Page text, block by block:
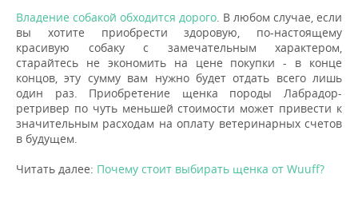
Владение собакой обходится дорого . В любом случае, если
вы хотите приобрести здоровую, по-настоящему
красивую собаку с замечательным характером,
старайтесь не экономить на цене покупки - в конце
концов, эту сумму вам нужно будет отдать всего лишь
один раз. Приобретение щенка породы Лабрадор-
ретривер по чуть меньшей стоимости может привести к
значительным расходам на оплату ветеринарных счетов
в будущем.
Читать далее: Почему стоит выбирать щенка от Wuuff?